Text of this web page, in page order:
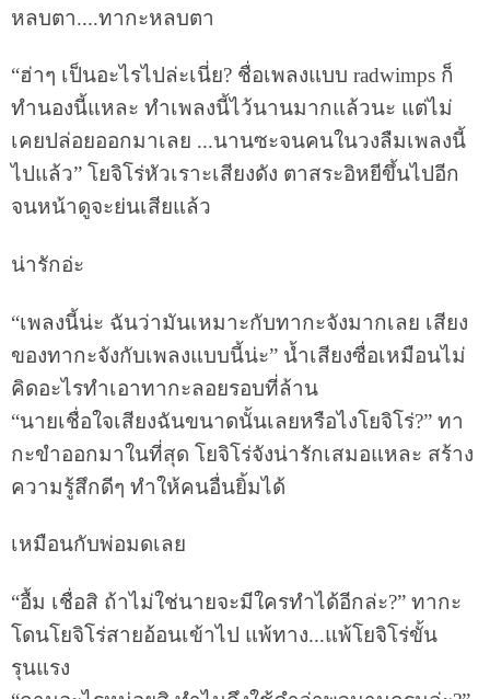
หลบตา....ทากะหลบตา
“ฮ่าๆ เป็นอะไรไปล่ะเนี่ย? ชื่อเพลงแบบ radwimps ก็
ทำนองนี้แหละ ทำเพลงนี้ไว้นานมากแล้วนะ แต่ไม่
เคยปล่อยออกมาเลย ...นานซะจนคนในวงลืมเพลงนี้
ไปแล้ว” โยจิโร่หัวเราะเสียงดัง ตาสระอิหยีขึ้นไปอีก
จนหน้าดูจะย่นเสียแล้ว
น่ารักอ่ะ
“เพลงนี้น่ะ ฉันว่ามันเหมาะกับทากะจังมากเลย เสียง
ของทากะจังกับเพลงแบบนี้น่ะ” น้ำเสียงซื่อเหมือนไม่
คิดอะไรทำเอาทากะลอยรอบที่ล้าน
“นายเชื่อใจเสียงฉันขนาดนั้นเลยหรือไงโยจิโร่?” ทา
กะขำออกมาในที่สุด โยจิโร่จังน่ารักเสมอแหละ สร้าง
ความรู้สึกดีๆ ทำให้คนอื่นยิ้มได้
เหมือนกับพ่อมดเลย
“อื้ม เชื่อสิ ถ้าไม่ใช่นายจะมีใครทำได้อีกล่ะ?” ทากะ
โดนโยจิโร่สายอ้อนเข้าไป แพ้ทาง...แพ้โยจิโร่ขั้น
รุนแรง